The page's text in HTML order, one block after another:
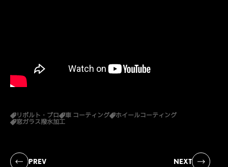
リボルト・プロ 車 コーティング
ホイールコーティング
窓ガラス撥水加工
PREV NEXT